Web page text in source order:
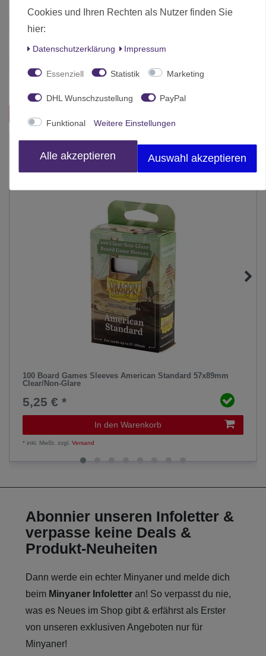
Altersfreigabe
Hersteller Arcane Tinmen
100 Board Games Sleeves American Standard 57x89mm
Clear/Non-Glare
5,25 € *
In den Warenkorb
*inkl. MwSt. zzgl.Versand
Abonnier unseren Infoletter &
verpasse keine Deals &
Produkt-Neuheiten
Dann werde ein echter Minyaner und melde dich
beim Minyaner Infoletter an! So verpasst du nie,
was es Neues im Shop gibt & erfährst als Erster
von unseren exklusiven Angeboten nur für
Minyaner!
Cookies und Ihren Rechten als Nutzer finden Sie
hier:
Daten­schutz­erklärung Impressum
Essenziell Statistik Marketing
DHL Wunschzustellung PayPal
Funktional Weitere Einstellungen
Alle akzeptieren Auswahl akzeptieren